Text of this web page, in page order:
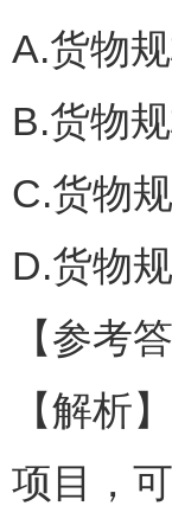
A.货物
B.货物
C.货物
D.货物
【参考
【解析
项目，